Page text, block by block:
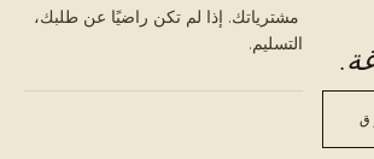
تمامًا عن مشترياتك. إذا لم تكن راضيًا عن طلبك،